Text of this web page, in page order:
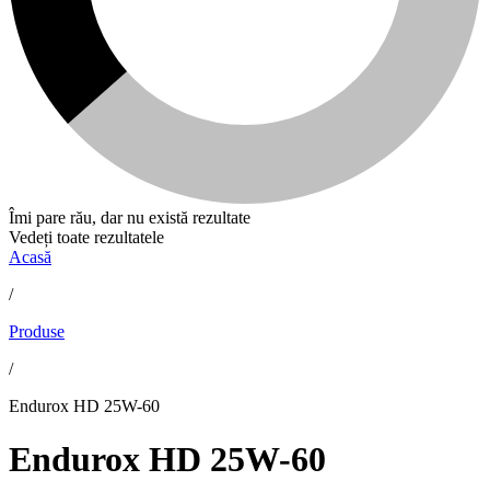
Îmi pare rău, dar nu există rezultate
Vedeți toate rezultatele
Acasă
/
Produse
/
Endurox HD 25W-60
Endurox HD 25W-60